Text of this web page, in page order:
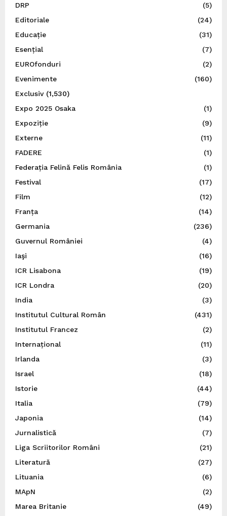
DRP
(5)
Editoriale
(24)
Educație
(31)
Esențial
(7)
EUROfonduri
(2)
Evenimente
(160)
Exclusiv(1,530)
Expo 2025 Osaka
(1)
Expoziție
(9)
Externe
(11)
FADERE
(1)
Federația Felină Felis România
(1)
Festival
(17)
Film
(12)
Franța
(14)
Germania
(236)
Guvernul României
(4)
Iaşi
(16)
ICR Lisabona
(19)
ICR Londra
(20)
India
(3)
Institutul Cultural Român
(431)
Institutul Francez
(2)
Internațional
(11)
Irlanda
(3)
Israel
(18)
Istorie
(44)
Italia
(79)
Japonia
(14)
Jurnalistică
(7)
Liga Scriitorilor Români
(21)
Literatură
(27)
Lituania
(6)
MApN
(2)
Marea Britanie
(49)